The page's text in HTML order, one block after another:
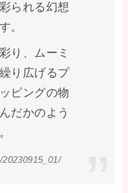
られる幻想
。
り、ムーミ
り広げるプ
ピングの物
だかのよう